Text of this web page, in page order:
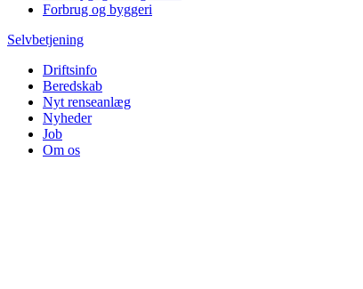
Forbrug og byggeri
Selvbetjening
Driftsinfo
Beredskab
Nyt renseanlæg
Nyheder
Job
Om os